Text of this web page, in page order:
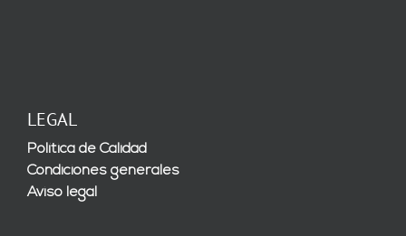
LEGAL
Política de Calidad
Condiciones generales
Aviso legal